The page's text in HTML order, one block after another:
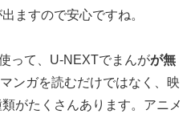
ますので安心ですね。
って、U-NEXTでまんがが無
ンガを読むだけではなく、映
がたくさんあります。アニメ